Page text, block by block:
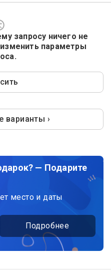
запросу ничего не
параметры
варианты ›
— Подарите
место и даты
Подробнее